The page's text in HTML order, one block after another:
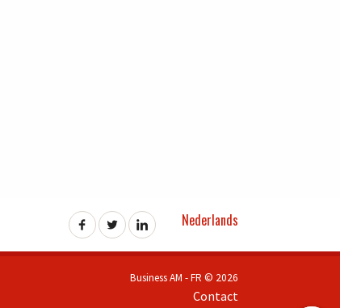
Nederlands
Business AM - FR © 2026
Contact